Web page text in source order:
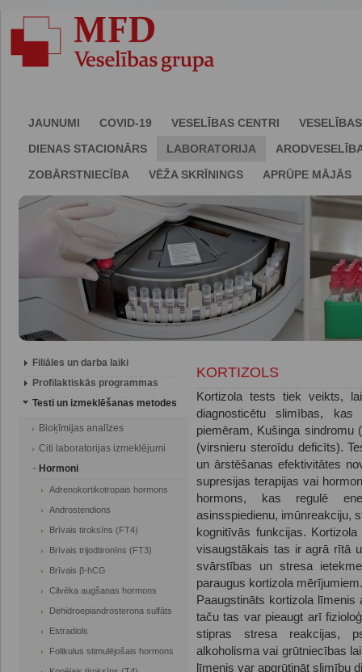
JAUNUMI COVID-19 VESELĪBAS CENTRI
DIENAS STACIONĀRS
LABORATORIJA
ZOBĀRSTNIECĪBA
VĒŽA SKRĪNINGS APRŪPE MĀJĀS
Filiāles un darba laiki
Profilaktiskās programmas
Testi un izmeklēšanas metodes
Bioķīmijas analīzes
Citi laboratorijas izmeklējumi
Hormoni
Adrenokortikotropais hormons
Androstendions
Brīvais tiroksīns (FT4)
Brīvais trijodtironīns (FT3)
Brīvais β-hCG
Cilvēka augšanas hormons
Dehidroepiandrosterona sulfāts
Estradiols
Folikulus stimulējošais hormons
KORTIZOLS
Kortizola tests tiek veikts,
diagnosticētu slimības,
piemēram, Kušinga sindromu
(virsnieru steroīdu deficīts).
un ārstēšanas efektivitātes
supresijas terapijas vai
hormons, kas regulē
asinsspiedienu, imūnreakciju,
kognitīvās funkcijas.
visaugstākais tas ir agrā rītā
svārstības un stresa
paraugus kortizola mērījumiem.
Paaugstināts kortizola
taču tas var pieaugt arī
stipras stresa reakcijas,
alkoholisma vai grūtniecības
līmenis var apgrūtināt slimību